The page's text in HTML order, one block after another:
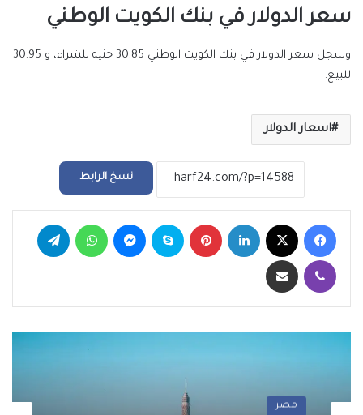
سعر الدولار في بنك الكويت الوطني
وسجل سعر الدولار في بنك الكويت الوطني 30.85 جنيه للشراء، و 30.95
للبيع.
اسعار الدولار
نسخ الرابط
فيسبوك لينكدإن بينتيريست سكايب ماسنجر واتساب
ڤايبر مشاركة عبر البريد
مصر